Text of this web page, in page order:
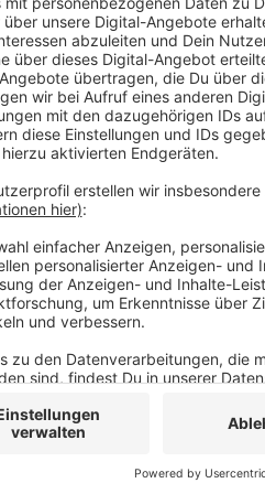
Wie uns die
Öffnung nicht ohne
zuversichtlich, dass
Montag zu öffnen.
zu treffen. Zuletzt
Anzeige